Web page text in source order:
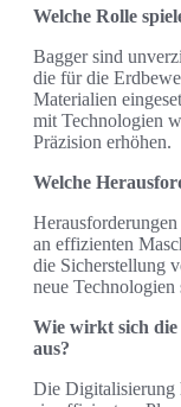
Welche Rolle
Bagger sind
die für die
Materialien
mit Technologien
Präzision erhöhen.
Welche
an effizienten
die Sicherstellung
neue
Wie wirkt sich
aus?
Die Digitalisierung